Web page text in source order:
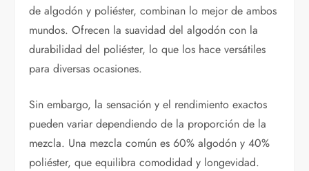
de algodón y poliéster, combinan lo mejor de ambos
mundos. Ofrecen la suavidad del algodón con la
durabilidad del poliéster, lo que los hace versátiles
para diversas ocasiones.
Sin embargo, la sensación y el rendimiento exactos
pueden variar dependiendo de la proporción de la
mezcla. Una mezcla común es 60% algodón y 40%
poliéster, que equilibra comodidad y longevidad.